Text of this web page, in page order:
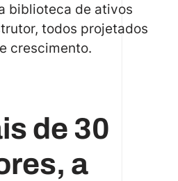
biblioteca de ativos
todos projetados
crescimento.
de 30
a